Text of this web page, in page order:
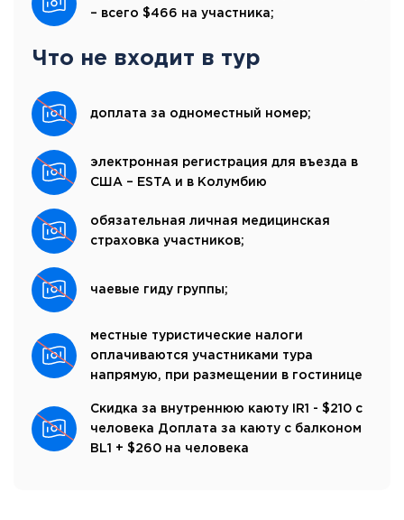
– всего $466 на участника;
Что не входит в тур
доплата за одноместный номер;
электронная регистрация для въезда в
США – ESTA и в Колумбию
обязательная личная медицинская
страховка участников;
чаевые гиду группы;
местные туристические налоги
оплачиваются участниками тура
напрямую, при размещении в гостинице
Скидка за внутреннюю каюту IR1 - $210 с
человека Доплата за каюту с балконом
BL1 + $260 на человека